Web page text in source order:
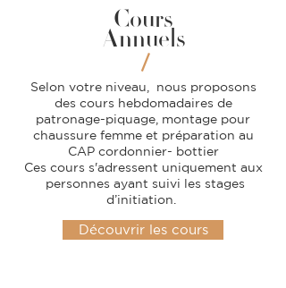
Cours
Annuels
/​
Selon votre niveau, nous proposons
des cours hebdomadaires de
patronage-piquage, montage pour
chaussure femme et préparation au
CAP cordonnier- bottier
Ces cours s'adressent uniquement aux
personnes ayant suivi les stages
d’initiation.
Découvrir les cours